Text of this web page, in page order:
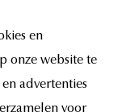
en
onze website te
advertenties
voor